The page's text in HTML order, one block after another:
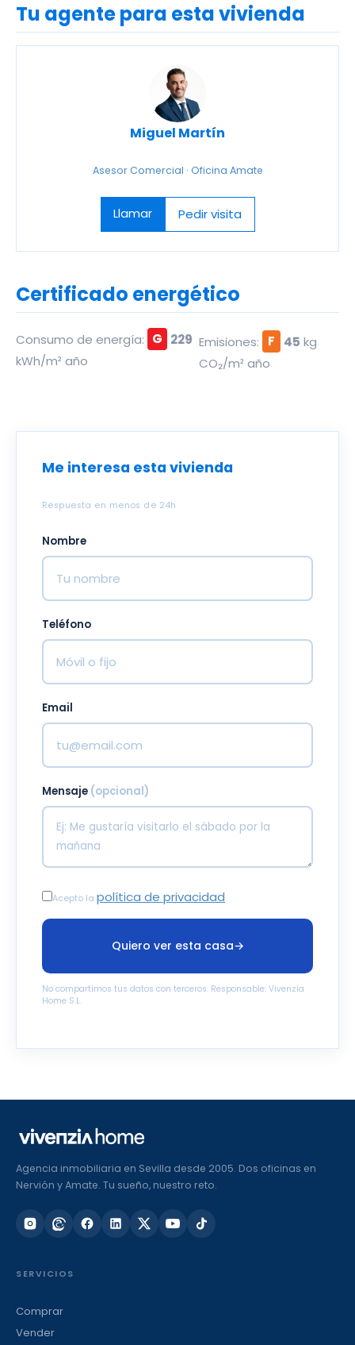
Tu agente para esta vivienda
Miguel Martín
Asesor Comercial · Oficina Amate
Llamar Pedir visita
Certificado energético
Consumo de energía: G 229
kWh/m² año
Emisiones: F 45 kg
CO₂/m² año
Me interesa esta vivienda
Respuesta en menos de 24h
Nombre
Teléfono
Email
Mensaje (opcional)
Acepto la política de privacidad
Quiero ver esta casa→
No compartimos tus datos con terceros. Responsable: Vivenzia
Home S.L.
Agencia inmobiliaria en Sevilla desde 2005. Dos oficinas en
Nervión y Amate. Tu sueño, nuestro reto.
SERVICIOS
Comprar
Vender